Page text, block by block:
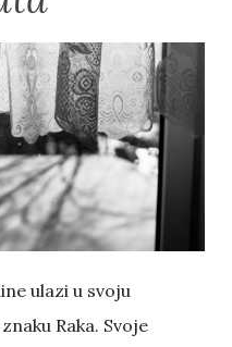
ulazi u svoju
Raka. Svoje